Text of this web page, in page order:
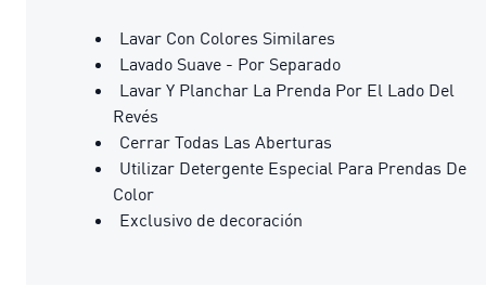
Lavar Con Colores Similares
Lavado Suave - Por Separado
Lavar Y Planchar La Prenda Por El Lado Del
Revés
Cerrar Todas Las Aberturas
Utilizar Detergente Especial Para Prendas De
Color
Exclusivo de decoración